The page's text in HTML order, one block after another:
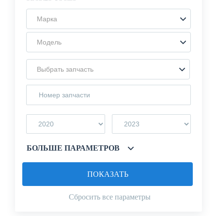
Марка
Модель
Выбрать запчасть
БОЛЬШЕ ПАРАМЕТРОВ
Сбросить все параметры
ПОКАЗАТЬ